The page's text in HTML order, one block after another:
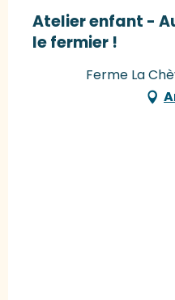
Atelier enfant -
le fermier !
Ferme La